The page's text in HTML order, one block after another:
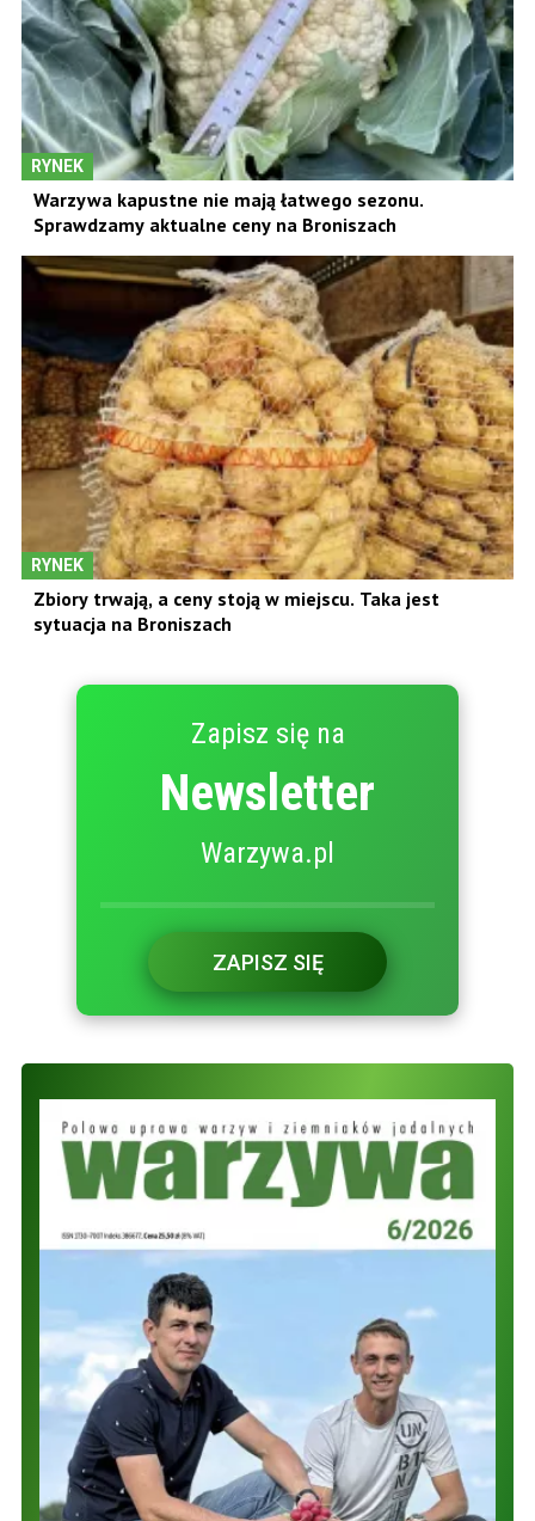
RYNEK
Warzywa kapustne nie mają łatwego sezonu.
Sprawdzamy aktualne ceny na Broniszach
RYNEK
Zbiory trwają, a ceny stoją w miejscu. Taka jest
sytuacja na Broniszach
Zapisz się na
Newsletter
Warzywa.pl
ZAPISZ SIĘ